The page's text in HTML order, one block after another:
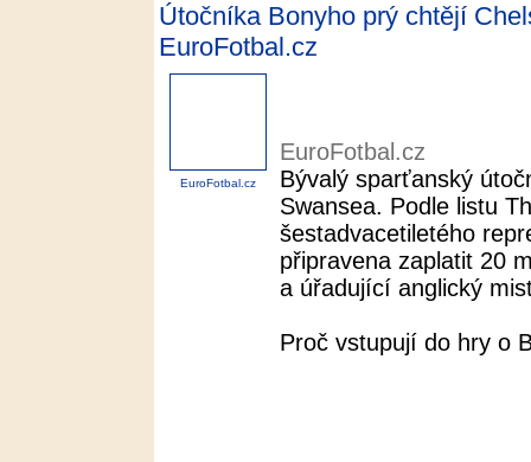
Útočníka Bonyho prý chtějí
EuroFotbal.cz
EuroFotbal.cz
EuroFotbal.cz
Bývalý sparťanský
Swansea. Podle listu
šestadvacetiletého
připravena zaplatit 20
a úřadující anglický
Proč vstupují do hry o